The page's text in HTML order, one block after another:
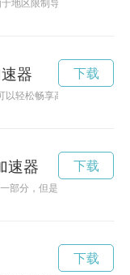
地区限制导致一些用户无
器
以轻松畅享高速网络体验，
下载
速器
部分，但是有时候网络状
下载
下载